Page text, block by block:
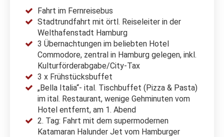
Fahrt im Fernreisebus
Stadtrundfahrt mit örtl. Reiseleiter in der
Welthafenstadt Hamburg
3 Übernachtungen im beliebten Hotel
Commodore, zentral in Hamburg gelegen, inkl.
Kulturförderabgabe/City-Tax
3 x Frühstücksbuffet
„Bella Italia“- ital. Tischbuffet (Pizza & Pasta)
im ital. Restaurant, wenige Gehminuten vom
Hotel entfernt, am 1. Abend
2. Tag: Fahrt mit dem supermodernen
Katamaran Halunder Jet vom Hamburger